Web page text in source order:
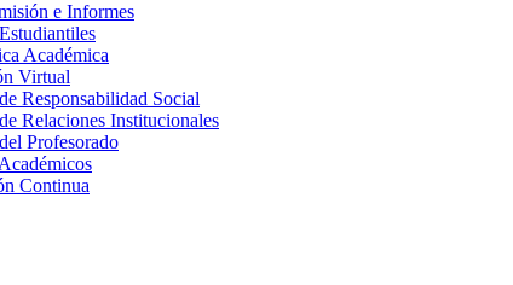
e Informes
Académica
Virtual
Responsabilidad Social
Relaciones Institucionales
Profesorado
Continua